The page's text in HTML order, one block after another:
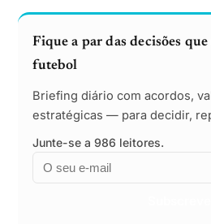
Fique a par das decisões
futebol
Briefing diário com acordos,
estratégicas — para decidir,
Junte-se a 986 leitores.
Email
Empresa